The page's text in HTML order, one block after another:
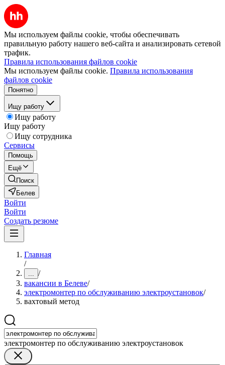
Мы используем файлы cookie, чтобы обеспечивать
правильную работу нашего веб-сайта и анализировать сетевой
трафик.
Правила использования файлов cookie
Мы используем файлы cookie. Правила использования
файлов cookie
Понятно
Ищу работу
Ищу работу
Ищу работу
Ищу сотрудника
Сервисы
Помощь
Ещё
Поиск
Белев
Войти
Войти
Создать резюме
Главная
/
... /
вакансии в Белеве/
электромонтер по обслуживанию электроустановок/
вахтовый метод
электромонтер по обслуживанию электроустановок